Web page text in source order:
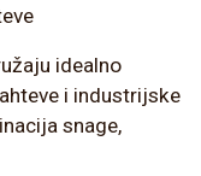
idealno
i industrijske
snage,